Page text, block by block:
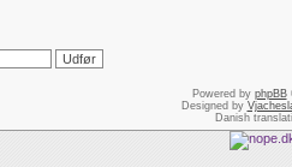
Powered by phpBB
Designed by
Danish